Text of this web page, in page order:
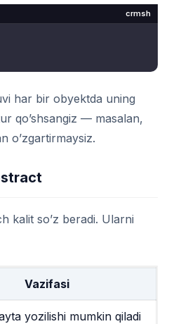
crmsh
har bir obyektda uning
qo’shsangiz — masalan,
o’zgartirmaysiz.
kalit so’z beradi. Ularni
Vazifasi
yozilishi mumkin qiladi